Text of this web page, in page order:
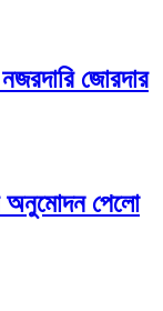
জোরদার
অনুমোদন পেলো